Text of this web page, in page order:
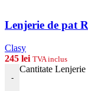
Lenjerie de pat
Clasy
245 lei TVA inclus
-
Cantitate Lenjerie